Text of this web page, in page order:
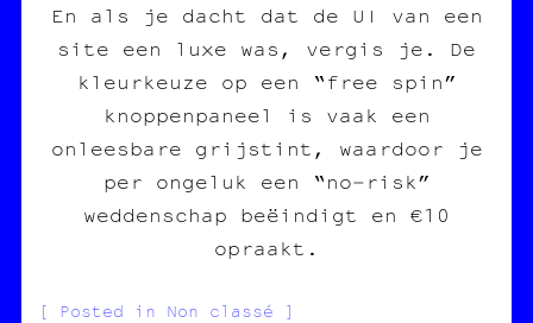
En als je dacht dat de UI van een
site een luxe was, vergis je. De
kleurkeuze op een “free spin”
knoppenpaneel is vaak een
onleesbare grijstint, waardoor je
per ongeluk een “no‑risk”
weddenschap beëindigt en €10
opraakt.
Posted in Non classé